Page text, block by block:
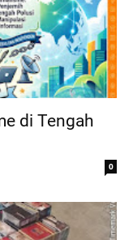
di Tengah
0